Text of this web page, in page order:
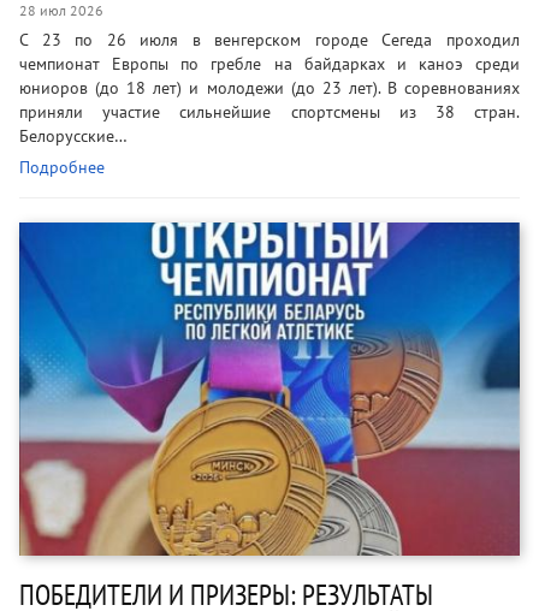
28 июл 2026
С 23 по 26 июля в венгерском городе Сегеда проходил
чемпионат Европы по гребле на байдарках и каноэ среди
юниоров (до 18 лет) и молодежи (до 23 лет). В соревнованиях
приняли участие сильнейшие спортсмены из 38 стран.
Белорусские…
Подробнее
ПОБЕДИТЕЛИ И ПРИЗЕРЫ: РЕЗУЛЬТАТЫ